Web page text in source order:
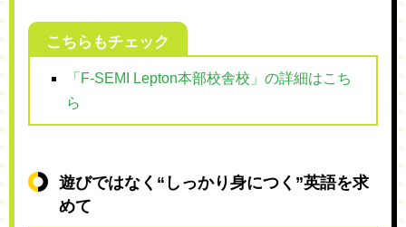
こちらもチェック
「F-SEMI Lepton本部校舎校」の詳細はこち
ら
遊びではなく“しっかり身につく”英語を求
めて